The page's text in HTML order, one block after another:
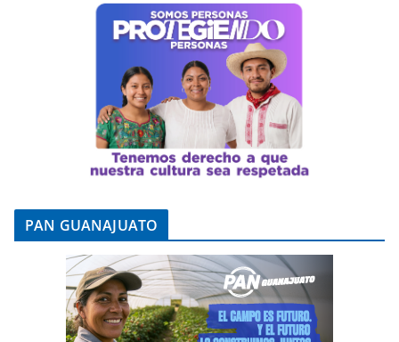
PAN GUANAJUATO